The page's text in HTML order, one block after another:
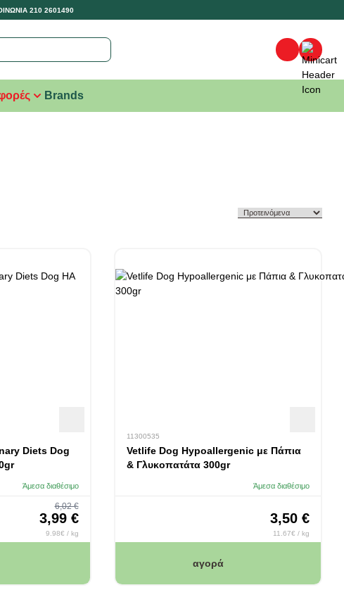
210 2601490
Brands
Diets Dog
Άμεσα διαθέσιμο
Special Price
3,99 €
Regular Price
6,02 €
9.98€ / kg
11300535
Vetlife Dog Hypoallergenic με Πάπια
& Γλυκοπατάτα 300gr
Άμεσα διαθέσιμο
3,50 €
11.67€ / kg
αγορά